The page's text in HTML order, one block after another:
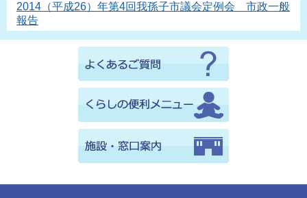
2014（平成26）年第4回我孫子市議会定例会 市政一般
報告